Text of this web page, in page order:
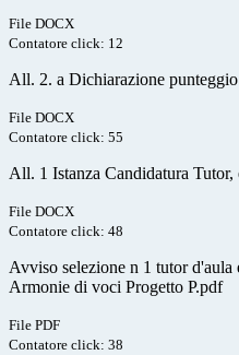
File DOCX
Contatore click: 12
All. 2. a Dichiarazione
File DOCX
Contatore click: 55
All. 1 Istanza Candidatura Tutor,
File DOCX
Contatore click: 48
Avviso selezione n 1 tutor
Armonie di voci Progetto P.pdf
File PDF
Contatore click: 38